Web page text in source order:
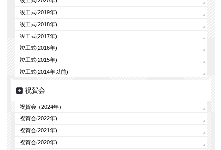
竣工式(2019年)
竣工式(2018年)
竣工式(2017年)
竣工式(2016年)
竣工式(2015年)
竣工式(2014年以前)
祝賀会
祝賀会（2024年）
祝賀会(2022年)
祝賀会(2021年)
祝賀会(2020年)